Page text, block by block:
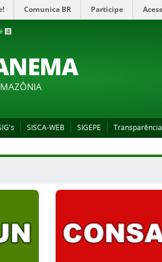
Comunica BR Participe
4
SISCA-WEB SIGEPE Transparência